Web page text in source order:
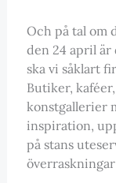
Och på tal om
den 24 april är
ska vi såklart
Butiker,
konstgallerier
inspiration,
på stans